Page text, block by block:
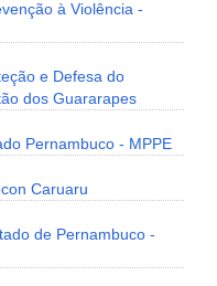
à Violência -
e Defesa do
dos Guararapes
Pernambuco - MPPE
Caruaru
de Pernambuco -